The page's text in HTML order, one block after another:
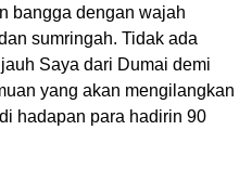
bangga dengan wajah
sumringah. Tidak ada
Saya dari Dumai demi
yang akan mengilangkan
hadapan para hadirin 90